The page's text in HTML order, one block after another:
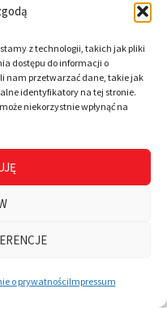
z technologii, takich jak pliki
dostępu do informacji o
nam przetwarzać dane, takie jak
identyfikatory na tej stronie.
niekorzystnie wpłynąć na
o prywatnościImpressum
Mój koszyk